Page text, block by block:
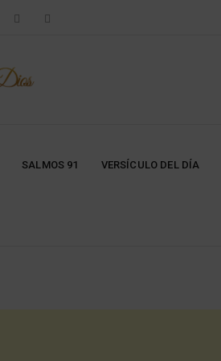
SALMOS 91 VERSÍCULO DEL DÍA